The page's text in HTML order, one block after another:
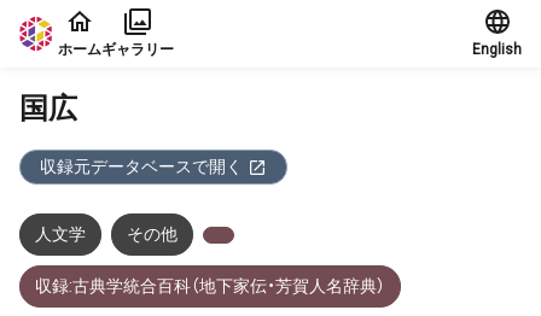
本文に飛ぶ
ホームギャラリー English
国広
収録元データベースで開く
人文学 その他
収録:古典学統合百科（地下家伝・芳賀人名辞典）